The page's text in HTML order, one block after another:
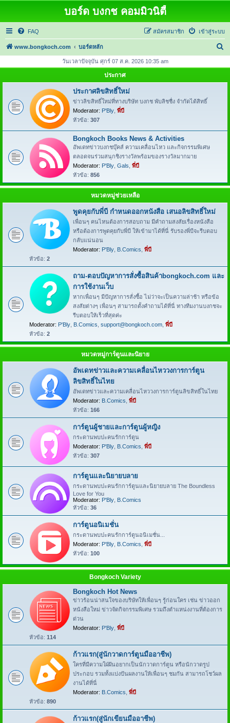
บอร์ด บงกช คอมมิวนิตี้
FAQ เข้าสู่ระบบ
สมัครสมาชิก
www.bongkoch.com บอร์ดหลัก
า
วันเวลาปัจจุบัน ศุกร์ 07 ส.ค. 2026 10:35 am
ประกาศ
ประกาศลิขสิทธิ์ใหม่
ข่าวลิขสิทธิ์ใหม่ที่ทางบริษัท บงกช พับลิชชื่ง จำกัดได้สิทธิ์
Moderator: P'Bly พี่บี
หัวข้อ: 307
Bongkoch Books News & Activities
อัพเดทข่าวบงกชบุ๊คส์ ความเคลื่อนไหว และกิจกรรมพิเศษ
ตลอดจนร่วมสนุกชิงรางวัลพร้อมของรางวัลมากมาย
Moderator: P'Bly Gals พี่บี
หัวข้อ: 856
หมวดหมู่ช่วยเหลือ
พูดคุยกับพี่บี กำหนดออกหนังสือ เสนอลิขสิทธิ์ใหม่
เพื่อนๆ คนไหนต้องการสอบถาม มีคำถามสงสัยเรื่องหนังสือ
หรือต้องการพูดคุยกับพี่บี ให้เข้ามาได้ที่นี่ รับรองพี่บีจะรีบตอบ
กลับแน่นอน
Moderator: P'Bly B.Comics พี่บี
หัวข้อ: 2
ถาม-ตอบปัญหาการสั่งซื้อสินค้าbongkoch.com และ
การใช้งานเว็บ
หากเพื่อนๆ มีปัญหาการสั่งซื้อ ไม่ว่าจะเป็นความล่าช้า หรือข้อ
สงสัยต่างๆ เพื่อนๆ สามารถตั้งคำถามได้ที่นี่ ทางทีมงานบงกชจะ
รีบตอบให้เร็วที่สุดค่ะ
Moderator: P'Bly B.Comics support@bongkoch.com พี่บี
หัวข้อ: 2
หมวดหมู่การ์ตูนและนิยาย
อัพเดทข่าวและความเคลื่อนไหววงการการ์ตูน
ลิขสิทธิ์ในไทย
อัพเดทข่าวและความเคลื่อนไหววงการการ์ตูนลิขสิทธิ์ในไทย
Moderator: B.Comics พี่บี
หัวข้อ: 166
การ์ตูนผู้ชายและการ์ตูนผู้หญิง
กระดานพบปะคนรักการ์ตูน
Moderator: P'Bly B.Comics พี่บี
หัวข้อ: 307
การ์ตูนและนิยายบลาย
กระดานพบปะคนรักการ์ตูนและนิยายบลาย The Boundless
Love for You
Moderator: P'Bly B.Comics
หัวข้อ: 36
การ์ตูนอนิเมชั่น
กระดานพบปะคนรักการ์ตูนอนิเมชั่น...
Moderator: P'Bly B.Comics พี่บี
หัวข้อ: 100
Bongkoch Variety
Bongkoch Hot News
ข่าวร้อนน่าสนใจของบริษัทให้เพื่อนๆ รู้ก่อนใคร เช่น ข่าวออก
หนังสือใหม่ ข่าวจัดกิจกรรมพิเศษ รวมถึงตำแหน่งงานที่ต้องการ
ด่วน
Moderator: P'Bly พี่บี
หัวข้อ: 114
ก้าวแรก(สู่นักวาดการ์ตูนมืออาชีพ)
ใครที่มีความใฝ่ฝันอยากเป็นนักวาดการ์ตูน หรือนักวาดรูป
ประกอบ รวมทั้งแบ่งปันผลงานให้เพื่อนๆ ชมกัน สามารถโชว์ผล
งานได้ที่นี่
Moderator: B.Comics พี่บี
หัวข้อ: 890
ก้าวแรก(สู่นักเขียนมืออาชีพ)